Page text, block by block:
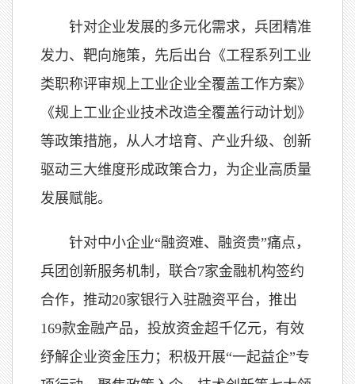
针对企业发展的多元化需求，兵团精准
发力、靶向施策，先后出台《工程系列工业
类职称评审规上工业企业全覆盖工作方案》
《规上工业企业技术改造全覆盖行动计划》
等政策措施，从人才培育、产业升级、创新
驱动三大维度形成政策合力，为企业高质量
发展赋能。
针对中小企业“融资难、融资贵”痛点，
兵团创新服务机制，联合7家金融机构签约
合作，推动20家银行入驻融资平台，推出
169款金融产品，投放资金超千亿元，有效
纾解企业资金压力；积极开展“一起益企”专